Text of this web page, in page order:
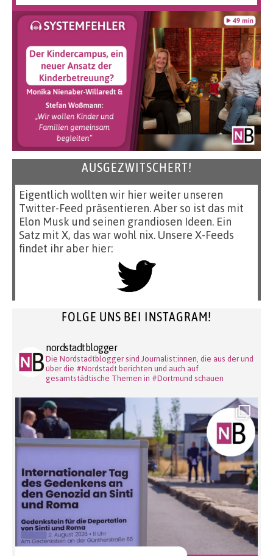
AUSGEZWITSCHERT!
Eigentlich wollten wir hier weiter unseren
Twitter-Feed präsentieren. Aber so ist das mit
Elon Musk und seinen grandiosen Ideen. Ein
Satz mit X, das war wohl nix. Unsere X-Feeds
findet ihr aber hier:
FOLGE UNS BEI INSTAGRAM!
nordstadtblogger
Die Nordstadtblogger sind Journalist:innen, die aus der und
über die #Nordstadt berichten und auch auf
gesamtstädtische Themen in #Dortmund schauen